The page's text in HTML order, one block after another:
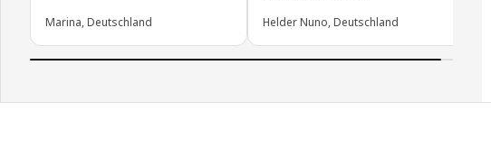
Marina, Deutschland Helder Nuno, Deutschland